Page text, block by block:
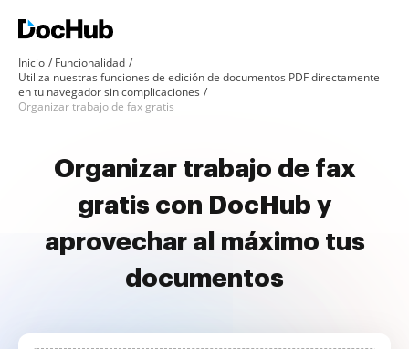
Inicio
Funcionalidad
Utiliza nuestras funciones de edición de documentos PDF directamente
en tu navegador sin complicaciones
Organizar trabajo de fax gratis
Organizar trabajo de fax
gratis con DocHub y
aprovechar al máximo tus
documentos